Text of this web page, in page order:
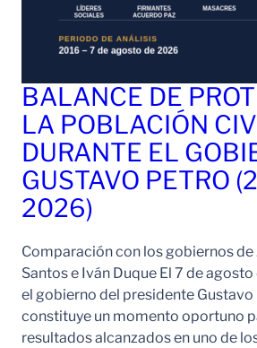
BALANCE DE
LA POBLACIÓN
DURANTE EL
GUSTAVO PETRO
2026)
Comparación con los gobiernos de
Santos e Iván Duque El 7 de
el gobierno del presidente Gustavo
constituye un momento oportuno
resultados alcanzados en uno de